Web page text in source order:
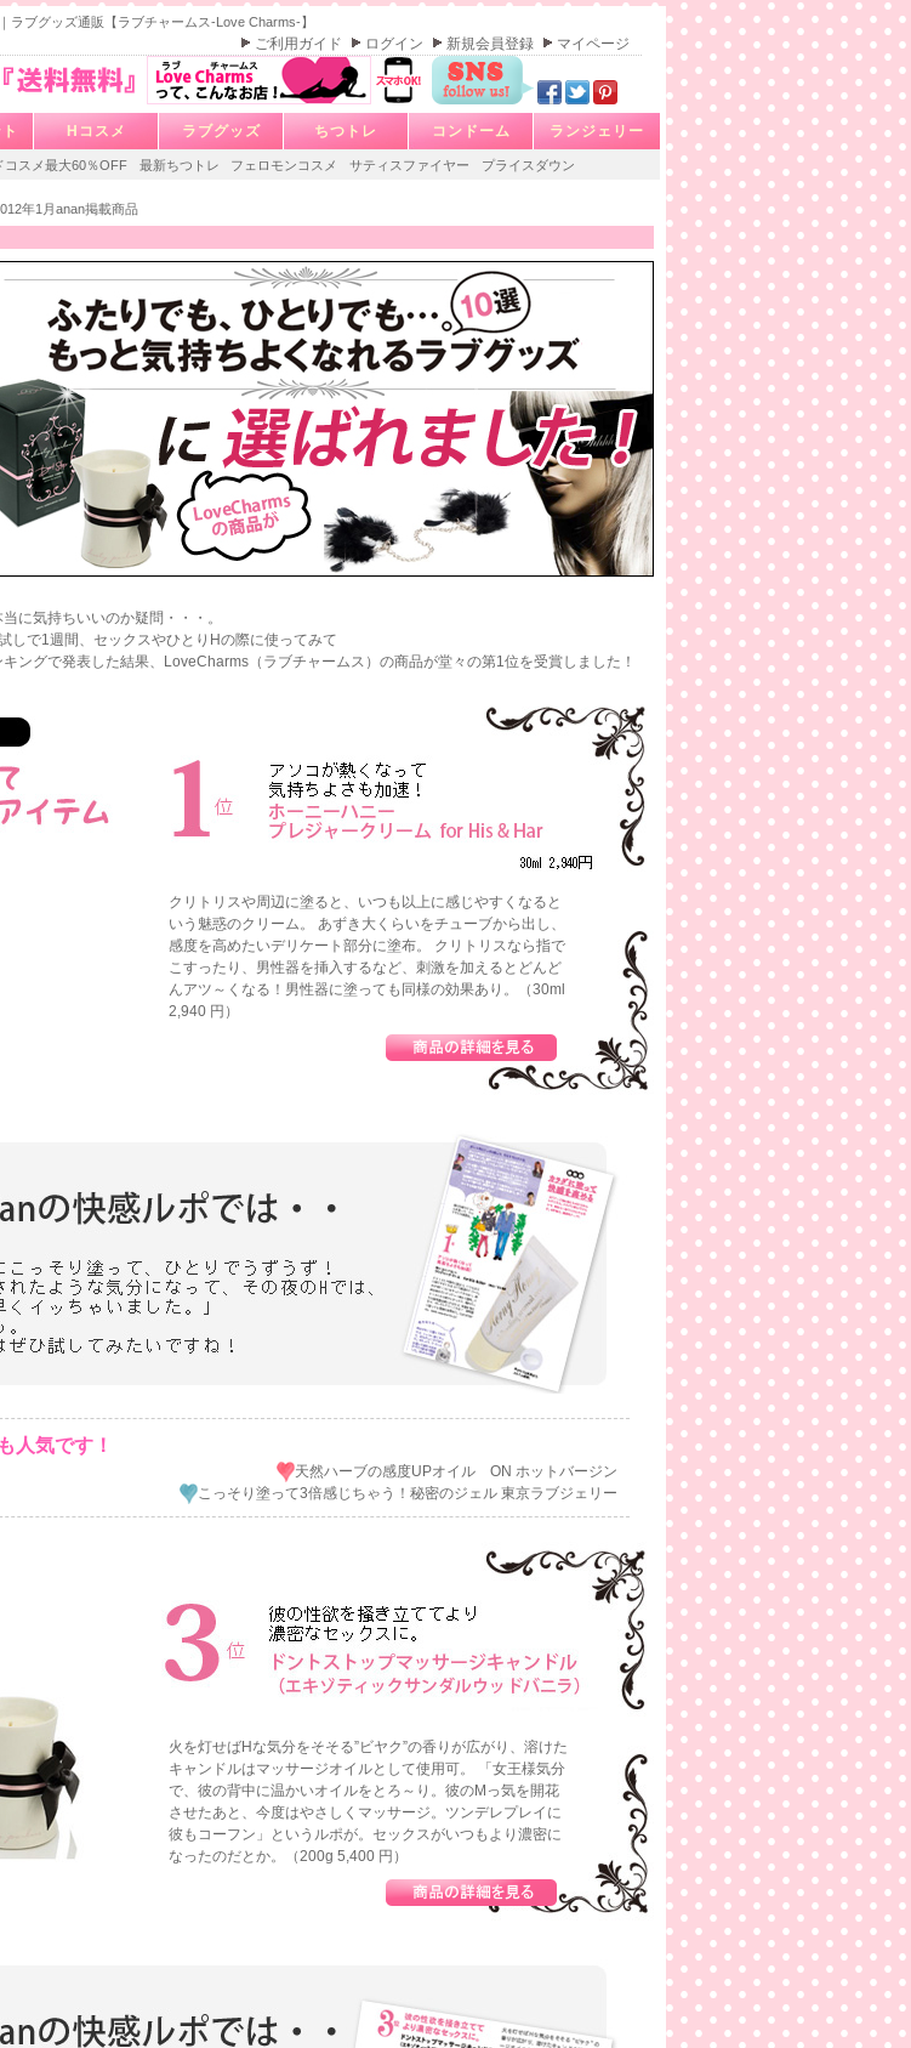
ラブグッズ通販【ラブチャームス-Love Charms-】
ご利用ガイド ログイン 新規会員登録 マイページ
Hコスメ ラブグッズ ちつトレ コンドーム ランジェリー
コスメ最大60％OFF 最新ちつトレ フェロモンコスメ サティスファイヤー プライスダウン
年1月anan掲載商品
に気持ちいいのか疑問・・・。
しで1週間、セックスやひとりHの際に使ってみて
キングで発表した結果、LoveCharms（ラブチャームス）の商品が堂々の第1位を受賞しました！
クリトリスや周辺に塗ると、いつも以上に感じやすくなると
いう魅惑のクリーム。 あずき大くらいをチューブから出し、
感度を高めたいデリケート部分に塗布。 クリトリスなら指で
こすったり、男性器を挿入するなど、刺激を加えるとどんど
んアツ～くなる！男性器に塗っても同様の効果あり。（30ml
2,940 円）
人気です！
天然ハーブの感度UPオイル ON ホットバージン
こっそり塗って3倍感じちゃう！秘密のジェル 東京ラブジェリー
火を灯せばHな気分をそそる”ビヤク”の香りが広がり、溶けた
キャンドルはマッサージオイルとして使用可。 「女王様気分
で、彼の背中に温かいオイルをとろ～り。彼のMっ気を開花
させたあと、今度はやさしくマッサージ。ツンデレプレイに
彼もコーフン」というルポが。セックスがいつもより濃密に
なったのだとか。（200g 5,400 円）